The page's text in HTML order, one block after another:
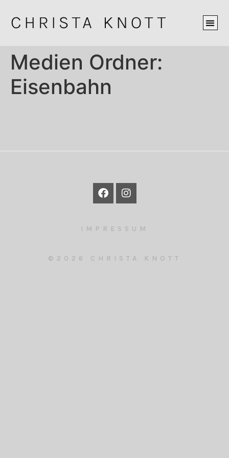
Medien Ordner:
Eisenbahn
©2026 CHRISTA KNOTT
IMPRESSUM